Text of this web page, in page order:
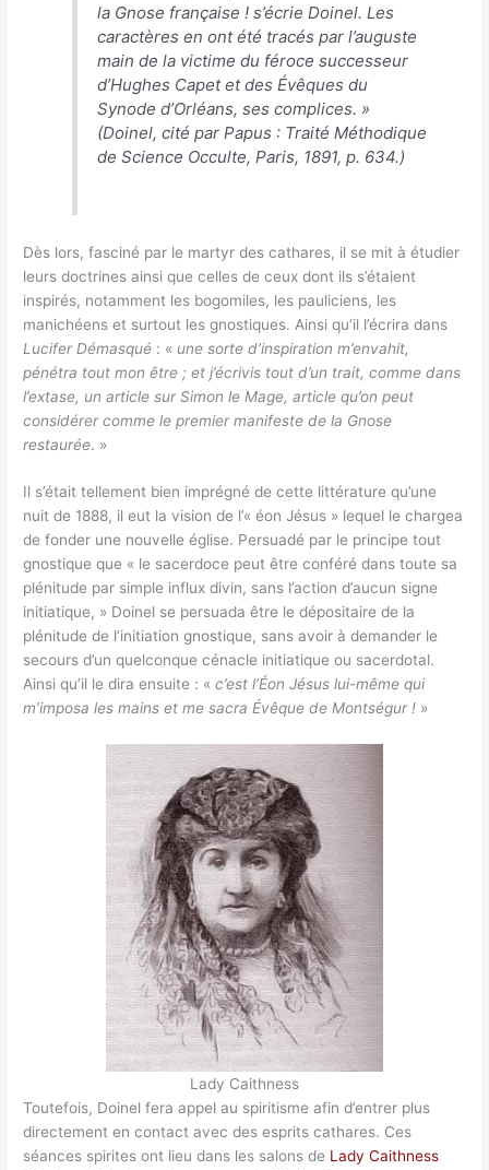
la Gnose française ! s’écrie Doinel. Les
caractères en ont été tracés par l’auguste
main de la victime du féroce successeur
d’Hughes Capet et des Évêques du
Synode d’Orléans, ses complices. »
(Doinel, cité par Papus : Traité Méthodique
de Science Occulte, Paris, 1891, p. 634.)
Dès lors, fasciné par le martyr des cathares, il se mit à étudier
leurs doctrines ainsi que celles de ceux dont ils s’étaient
inspirés, notamment les bogomiles, les pauliciens, les
manichéens et surtout les gnostiques. Ainsi qu’il l’écrira dans
Lucifer Démasqué : « une sorte d’inspiration m’envahit,
pénétra tout mon être ; et j’écrivis tout d’un trait, comme dans
l’extase, un article sur Simon le Mage, article qu’on peut
considérer comme le premier manifeste de la Gnose
restaurée. »
Il s’était tellement bien imprégné de cette littérature qu’une
nuit de 1888, il eut la vision de l’« éon Jésus » lequel le chargea
de fonder une nouvelle église. Persuadé par le principe tout
gnostique que « le sacerdoce peut être conféré dans toute sa
plénitude par simple influx divin, sans l’action d’aucun signe
initiatique, » Doinel se persuada être le dépositaire de la
plénitude de l’initiation gnostique, sans avoir à demander le
secours d’un quelconque cénacle initiatique ou sacerdotal.
Ainsi qu’il le dira ensuite : «c’est l’Éon Jésus lui-même qui
m’imposa les mains et me sacra Évêque de Montségur ! »
Lady Caithness
Toutefois, Doinel fera appel au spiritisme afin d’entrer plus
directement en contact avec des esprits cathares. Ces
séances spirites ont lieu dans les salons de Lady Caithness